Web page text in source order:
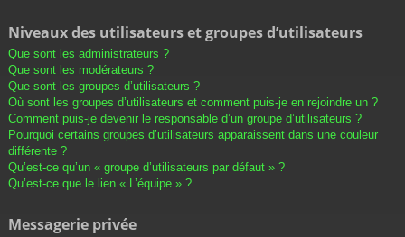
Niveaux des utilisateurs et groupes d’utilisateurs
Que sont les administrateurs ?
Que sont les modérateurs ?
Que sont les groupes d’utilisateurs ?
Où sont les groupes d’utilisateurs et comment puis-je en rejoindre un ?
Comment puis-je devenir le responsable d’un groupe d’utilisateurs ?
Pourquoi certains groupes d’utilisateurs apparaissent dans une couleur
différente ?
Qu’est-ce qu’un « groupe d’utilisateurs par défaut » ?
Qu’est-ce que le lien « L’équipe » ?
Messagerie privée